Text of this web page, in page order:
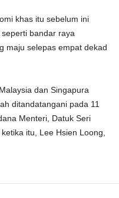
khas itu sebelum ini
bandar raya
maju selepas empat dekad
dan Singapura
ditandatangani pada 11
Menteri, Datuk Seri
itu, Lee Hsien Loong,